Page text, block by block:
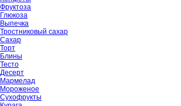
Фруктоза
Глюкоза
Выпечка
Тростниковый сахар
Сахар
Торт
Блины
Тесто
Десерт
Мармелад
Мороженое
Сухофрукты